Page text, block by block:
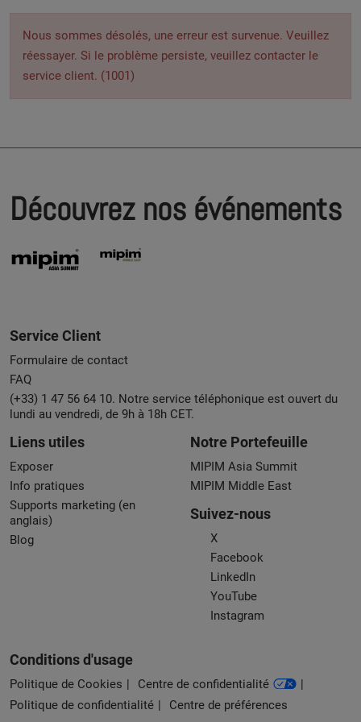
Nous sommes désolés, une erreur est survenue. Veuillez
réessayer. Si le problème persiste, veuillez contacter le
service client. (1001)
Découvrez nos événements
Service Client
Formulaire de contact
FAQ
(+33) 1 47 56 64 10. Notre service téléphonique est ouvert du
lundi au vendredi, de 9h à 18h CET.
Liens utiles
Exposer
Info pratiques
Supports marketing (en
anglais)
Blog
Notre Portefeuille
MIPIM Asia Summit
MIPIM Middle East
Suivez-nous
X
Facebook
LinkedIn
YouTube
Instagram
Conditions d'usage
Politique de Cookies
Centre de confidentialité
Politique de confidentialité
Centre de préférences